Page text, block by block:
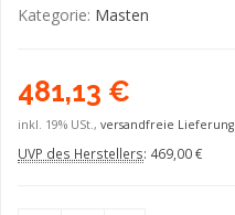
Kategorie: Masten
481,13 €
inkl. 19% USt., versandfreie Lieferung
UVP des Herstellers: 469,00 €